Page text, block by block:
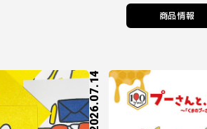
商品情報
2026.07.14